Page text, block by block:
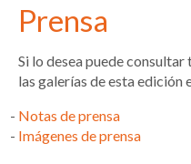
Prensa
Si lo desea puede
las galerías de esta edición
Notas de prensa
Imágenes de prensa